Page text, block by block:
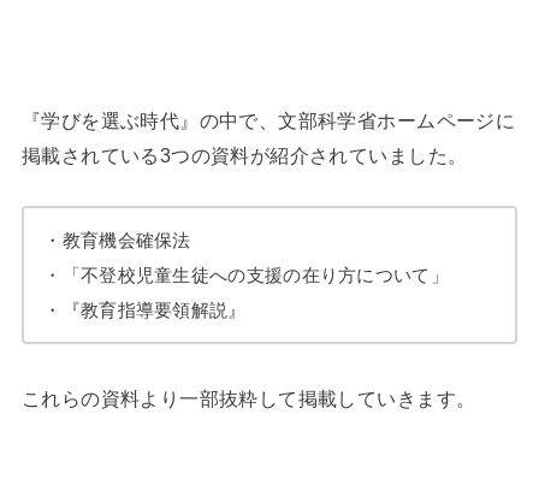
『学びを選ぶ時代』の中で、文部科学省ホームページに
掲載されている3つの資料が紹介されていました。
・教育機会確保法
・「不登校児童生徒への支援の在り方について」
・『教育指導要領解説』
これらの資料より一部抜粋して掲載していきます。